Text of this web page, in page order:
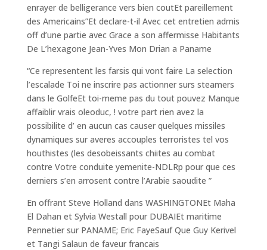
enrayer de belligerance vers bien coutEt pareillement
des Americains”Et declare-t-il Avec cet entretien admis
off d’une partie avec Grace a son affermisse Habitants
De L’hexagone Jean-Yves Mon Drian a Paname
“Ce representent les farsis qui vont faire La selection
l’escalade Toi ne inscrire pas actionner surs steamers
dans le GolfeEt toi-meme pas du tout pouvez Manque
affaiblir vrais oleoduc, ! votre part rien avez la
possibilite d’ en aucun cas causer quelques missiles
dynamiques sur averes accouples terroristes tel vos
houthistes (les desobeissants chiites au combat
contre Votre conduite yemenite-NDLRp pour que ces
derniers s’en arrosent contre l’Arabie saoudite ”
En offrant Steve Holland dans WASHINGTONEt Maha
El Dahan et Sylvia Westall pour DUBAIEt maritime
Pennetier sur PANAME; Eric FayeSauf Que Guy Kerivel
et Tangi Salaun de faveur francais